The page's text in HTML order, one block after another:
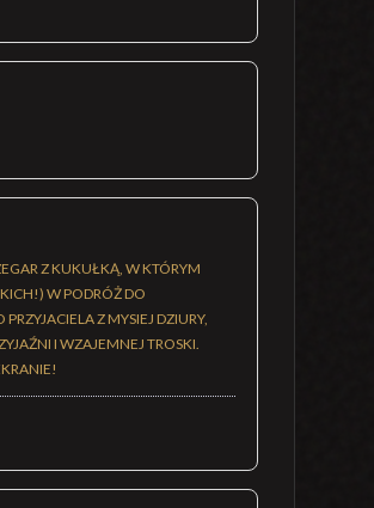
Z KUKUŁKĄ, W KTÓRYM
W PODRÓŻ DO
Z MYSIEJ DZIURY,
I WZAJEMNEJ TROSKI.